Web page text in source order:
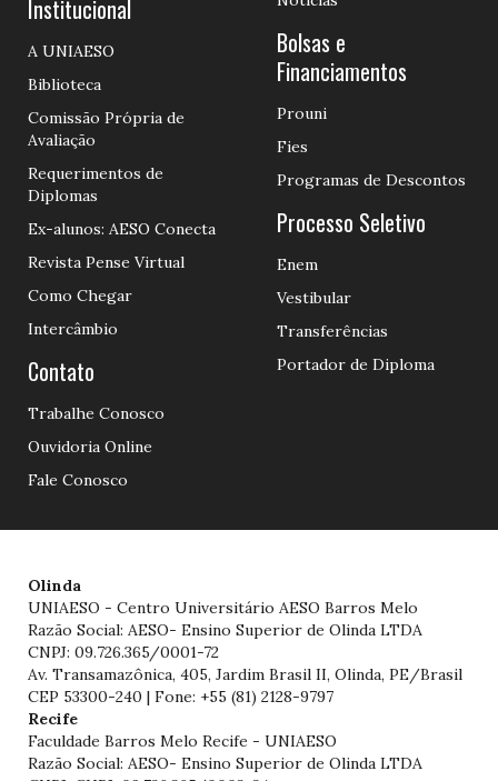
Institucional
A UNIAESO
Biblioteca
Comissão Própria de
Avaliação
Requerimentos de
Diplomas
Ex-alunos: AESO Conecta
Revista Pense Virtual
Como Chegar
Intercâmbio
Contato
Trabalhe Conosco
Ouvidoria Online
Fale Conosco
Bolsas e
Financiamentos
Prouni
Fies
Programas de Descontos
Processo Seletivo
Enem
Vestibular
Transferências
Portador de Diploma
Olinda
UNIAESO - Centro Universitário AESO Barros Melo
Razão Social: AESO- Ensino Superior de Olinda LTDA
CNPJ: 09.726.365/0001-72
Av. Transamazônica, 405, Jardim Brasil II, Olinda, PE/Brasil
CEP 53300-240 | Fone: +55 (81) 2128-9797
Recife
Faculdade Barros Melo Recife - UNIAESO
Razão Social: AESO- Ensino Superior de Olinda LTDA